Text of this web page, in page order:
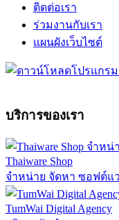
ติดต่อเรา
ร่วมงานกับเรา
แผนผังเว็บไซต์
บริการของเรา
Thaiware Shop
จำหน่าย จัดหา ซอฟต์แ
TumWai Digital Agency